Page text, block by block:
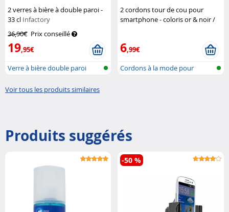
2 verres à bière à double paroi -
33 cl Infactory
36,90€ Prix conseillé
19,95€
Verre à bière double paroi
2 cordons tour de cou pour
smartphone - coloris or & noir /
6,99€
Cordons à la mode pour
Voir tous les produits similaires
Produits suggérés
-50 %